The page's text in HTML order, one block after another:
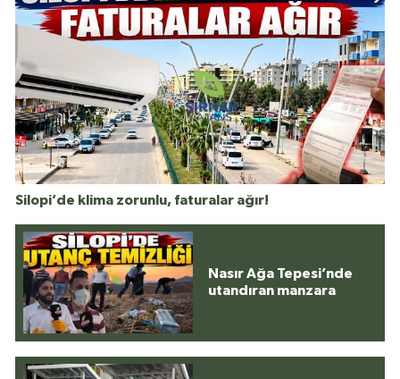
Silopi’de klima zorunlu, faturalar ağır!
Nasır Ağa Tepesi’nde
utandıran manzara